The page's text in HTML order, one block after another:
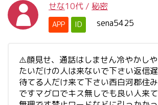
せな10代 / 秘密
APP ID sena5425
⚠️顔見せ、通話はしません冷やかし
たいだけの人は来ないで下さい返信
待てる人だけ来て下さい西白河郡住
ですマグロでキス無しでも良い人来